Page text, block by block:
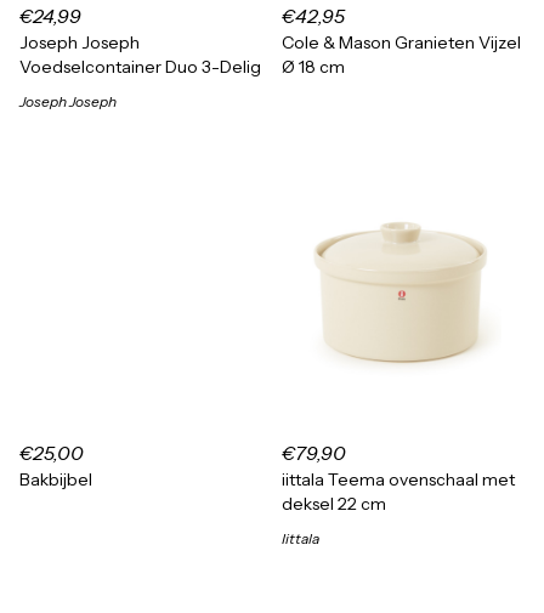
€24,99
Joseph Joseph
Voedselcontainer Duo 3-Delig
Joseph Joseph
€42,95
Cole & Mason Granieten Vijzel
Ø 18 cm
€25,00
Bakbijbel
€79,90
iittala Teema ovenschaal met
deksel 22 cm
Iittala